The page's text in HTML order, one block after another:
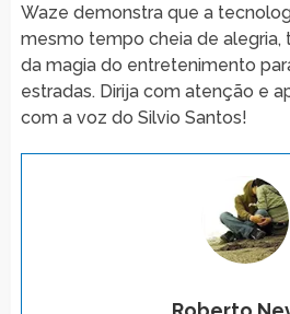
Waze demonstra que a
mesmo tempo cheia de alegria,
da magia do entretenimento
estradas. Dirija com atenção e
com a voz do Silvio Santos!